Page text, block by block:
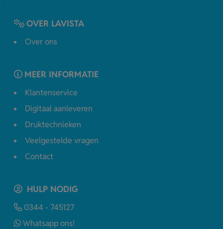
OVER LAVISTA
Over ons
MEER INFORMATIE
Klantenservice
Digitaal aanleveren
Druktechnieken
Veelgestelde vragen
Contact
HULP NODIG
0344 - 745127
Whatsapp ons!